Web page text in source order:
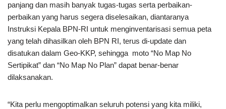
panjang dan masih banyak tugas-tugas serta perbaikan-
perbaikan yang harus segera diselesaikan, diantaranya
Instruksi Kepala BPN-RI untuk menginventarisasi semua peta
yang telah dihasilkan oleh BPN RI, terus di-update dan
disatukan dalam Geo-KKP, sehingga moto “No Map No
Sertipikat” dan “No Map No Plan” dapat benar-benar
dilaksanakan.
“Kita perlu mengoptimalkan seluruh potensi yang kita miliki,